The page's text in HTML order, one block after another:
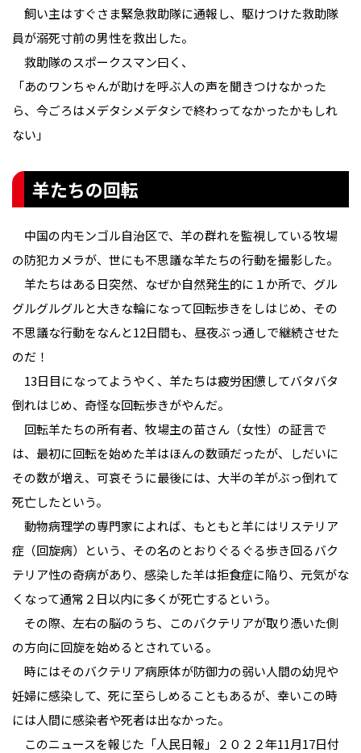
飼い主はすぐさま緊急救助隊に通報し、駆けつけた救助隊
員が溺死寸前の男性を救出した。
救助隊のスポークスマン曰く、
「あのワンちゃんが助けを呼ぶ人の声を聞きつけなかった
ら、今ごろはメデタシメデタシで終わってなかったかもしれ
ない」
羊たちの回転
中国の内モンゴル自治区で、羊の群れを監視している牧場
の防犯カメラが、世にも不思議な羊たちの行動を撮影した。
羊たちはある日突然、なぜか自然発生的に１か所で、グル
グルグルグルと大きな輪になって回転歩きをしはじめ、その
不思議な行動をなんと12日間も、昼夜ぶっ通しで継続させた
のだ！
13日目になってようやく、羊たちは疲労困憊してバタバタ
倒れはじめ、奇怪な回転歩きがやんだ。
回転羊たちの所有者、牧場主の苗さん（女性）の証言で
は、最初に回転を始めた羊はほんの数頭だったが、しだいに
その数が増え、可哀そうに最後には、大半の羊がぶっ倒れて
死亡したという。
動物病理学の専門家によれば、もともと羊にはリステリア
症（回旋病）という、その名のとおりぐるぐる歩き回るバク
テリア性の奇病があり、感染した羊は拒食症に陥り、元気がな
くなって通常２日以内に多くが死亡するという。
その際、左右の脳のうち、このバクテリアが取り憑いた側
の方向に回旋を始めるとされている。
時にはそのバクテリア病原体が防御力の弱い人間の幼児や
妊婦に感染して、死に至らしめることもあるが、幸いこの時
には人間に感染者や死者は出なかった。
このニュースを報じた「人民日報」２０２２年11月17日付